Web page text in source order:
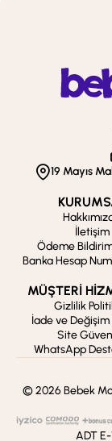
19 Mayıs
İletişim
Ödeme
Banka Hesap
MÜŞTERİ
Gizlilik
İade ve Değişim
Site
WhatsApp
© 2026 Bebek
ADT